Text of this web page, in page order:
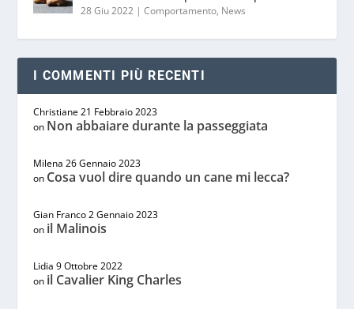
28 Giu 2022 |Comportamento, News
I COMMENTI PIÙ RECENTI
Christiane 21 Febbraio 2023
on Non abbaiare durante la passeggiata
Milena 26 Gennaio 2023
on Cosa vuol dire quando un cane mi lecca?
Gian Franco 2 Gennaio 2023
on il Malinois
Lidia 9 Ottobre 2022
on il Cavalier King Charles